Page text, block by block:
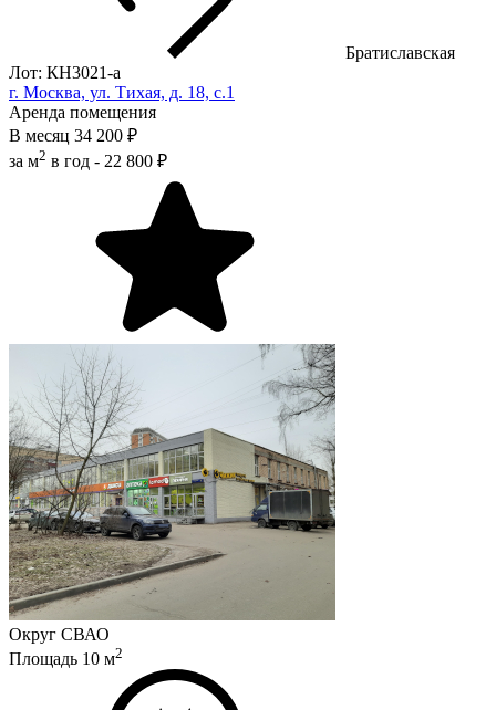
Братиславская
Лот: КН3021-a
г. Москва, ул. Тихая, д. 18, с.1
Аренда помещения
В месяц 34 200 ₽
за м2 в год - 22 800 ₽
Округ СВАО
Площадь 10 м2